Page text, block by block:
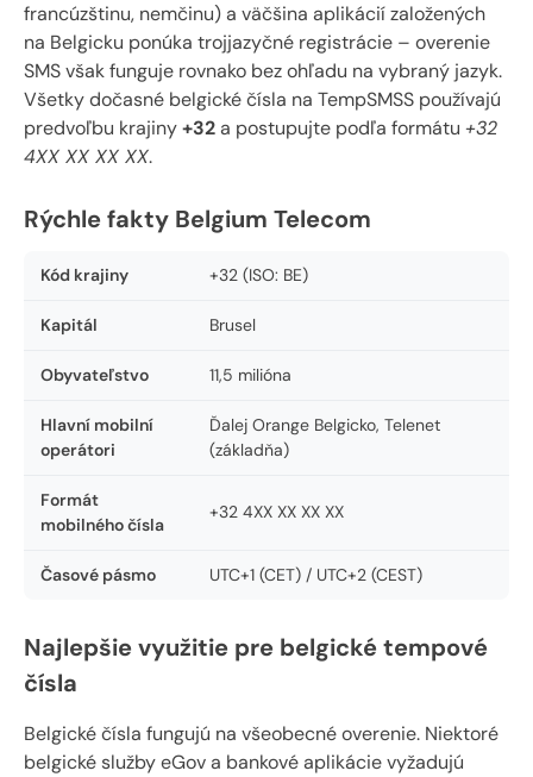
francúzštinu, nemčinu) a väčšina aplikácií založených
na Belgicku ponúka trojjazyčné registrácie – overenie
SMS však funguje rovnako bez ohľadu na vybraný jazyk.
Všetky dočasné belgické čísla na TempSMSS používajú
predvoľbu krajiny+32a postupujte podľa formátu +32
4XX XX XX XX.
Rýchle fakty Belgium Telecom
Kód krajiny +32 (ISO: BE)
Kapitál Brusel
Obyvateľstvo 11,5 milióna
Hlavní mobilní
operátori
Ďalej Orange Belgicko, Telenet
(základňa)
Formát
mobilného čísla
+32 4XX XX XX XX
Časové pásmo UTC+1 (CET) / UTC+2 (CEST)
Najlepšie využitie pre belgické tempové
čísla
Belgické čísla fungujú na všeobecné overenie. Niektoré
belgické služby eGov a bankové aplikácie vyžadujú